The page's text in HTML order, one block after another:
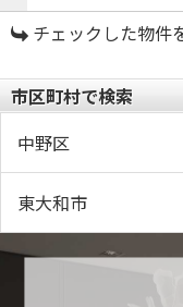
チェックした物件
市区町村で検索
中野区
東大和市